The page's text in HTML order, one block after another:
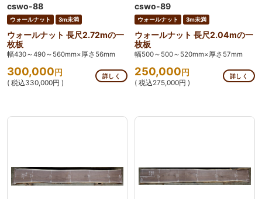
cswo-88
ウォールナット 3m未満
ウォールナット 長尺2.72mの一
枚板
幅430～490～560mm×厚さ56mm
300,000円
( 税込330,000円 )
詳しく
cswo-89
ウォールナット 3m未満
ウォールナット 長尺2.04mの一
枚板
幅500～500～520mm×厚さ57mm
250,000円
( 税込275,000円 )
詳しく